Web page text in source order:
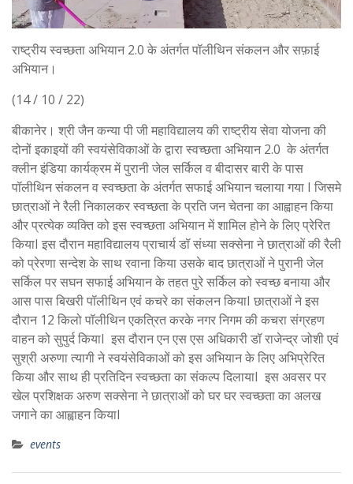
राष्ट्रीय स्वच्छता अभियान 2.0 के अंतर्गत पॉलीथिन संकलन और सफ़ाई
अभियान।
(14 / 10 / 22)
बीकानेर। श्री जैन कन्या पी जी महाविद्यालय की राष्ट्रीय सेवा योजना की
दोनों इकाइयों की स्वयंसेविकाओं के द्वारा स्वच्छता अभियान 2.0 के अंतर्गत
क्लीन इंडिया कार्यक्रम में पुरानी जेल सर्किल व बीदासर बारी के पास
पॉलीथिन संकलन व स्वच्छता के अंतर्गत सफाई अभियान चलाया गया I जिसमे
छात्राओं ने रैली निकालकर स्वच्छता के प्रति जन चेतना का आह्वाहन किया
और प्रत्येक व्यक्ति को इस स्वच्छता अभियान में शामिल होने के लिए प्रेरित
कियाI इस दौरान महाविद्यालय प्राचार्य डॉ संध्या सक्सेना ने छात्राओं की रैली
को प्रेरणा सन्देश के साथ रवाना किया उसके बाद छात्राओं ने पुरानी जेल
सर्किल पर सघन सफाई अभियान के तहत पुरे सर्किल को स्वच्छ बनाया और
आस पास बिखरी पॉलीथिन एवं कचरे का संकलन कियाI छात्राओं ने इस
दौरान 12 किलो पॉलीथिन एकत्रित करके नगर निगम की कचरा संग्रहण
वाहन को सुपुर्द कियाI इस दौरान एन एस एस अधिकारी डॉ राजेन्द्र जोशी एवं
सुश्री अरुणा त्यागी ने स्वयंसेविकाओं को इस अभियान के लिए अभिप्रेरित
किया और साथ ही प्रतिदिन स्वच्छता का संकल्प दिलायाI इस अवसर पर
खेल प्रशिक्षक अरुण सक्सेना ने छात्राओं को घर घर स्वच्छता का अलख
जगाने का आह्वाहन कियाI
events